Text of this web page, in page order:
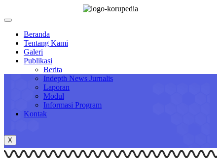
Beranda
Tentang Kami
Galeri
Publikasi
Berita
Indepth News Jurnalis
Laporan
Modul
Informasi Program
Kontak
X